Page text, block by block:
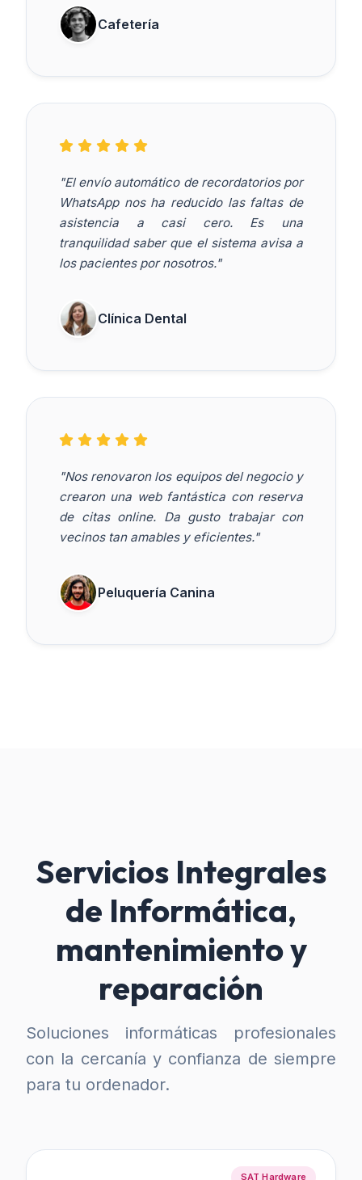
Cafetería
"El envío automático de recordatorios por
WhatsApp nos ha reducido las faltas de
asistencia a casi cero. Es una
tranquilidad saber que el sistema avisa a
los pacientes por nosotros."
Clínica Dental
"Nos renovaron los equipos del negocio y
crearon una web fantástica con reserva
de citas online. Da gusto trabajar con
vecinos tan amables y eficientes."
Peluquería Canina
Servicios Integrales
de Informática,
mantenimiento y
reparación
Soluciones informáticas profesionales
con la cercanía y confianza de siempre
para tu ordenador.
SAT Hardware